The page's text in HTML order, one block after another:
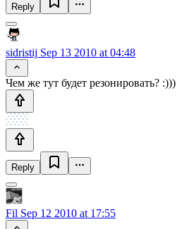
Reply
sidristij Sep 13 2010 at 04:48
Чем же тут будет резонировать? :)))
Reply
Fil Sep 12 2010 at 17:55